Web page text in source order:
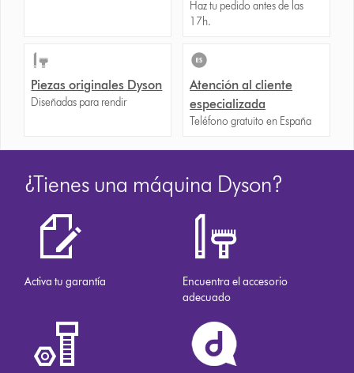
Haz tu pedido antes de las
17h.
Piezas originales Dyson
Diseñadas para rendir
Atención al cliente
especializada
Teléfono gratuito en España
¿Tienes una máquina Dyson?
Activa tu garantía
Encuentra el accesorio
adecuado